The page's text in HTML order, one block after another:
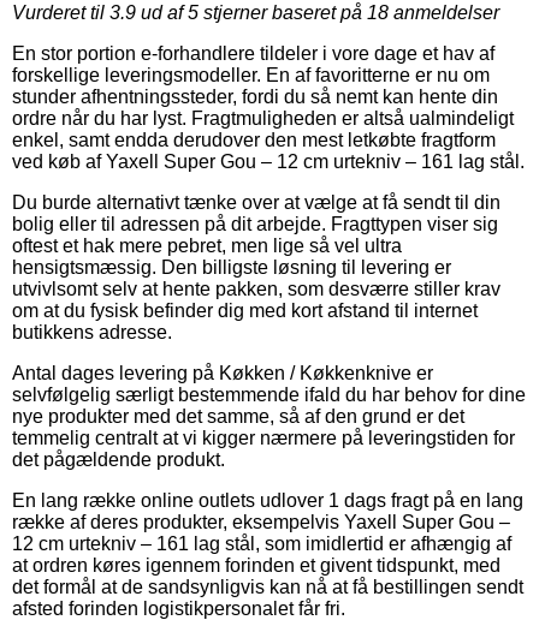
Vurderet til 3.9 ud af 5 stjerner baseret på 18 anmeldelser
En stor portion e-forhandlere tildeler i vore dage et hav af
forskellige leveringsmodeller. En af favoritterne er nu om
stunder afhentningssteder, fordi du så nemt kan hente din
ordre når du har lyst. Fragtmuligheden er altså ualmindeligt
enkel, samt endda derudover den mest letkøbte fragtform
ved køb af Yaxell Super Gou – 12 cm urtekniv – 161 lag stål.
Du burde alternativt tænke over at vælge at få sendt til din
bolig eller til adressen på dit arbejde. Fragttypen viser sig
oftest et hak mere pebret, men lige så vel ultra
hensigtsmæssig. Den billigste løsning til levering er
utvivlsomt selv at hente pakken, som desværre stiller krav
om at du fysisk befinder dig med kort afstand til internet
butikkens adresse.
Antal dages levering på Køkken / Køkkenknive er
selvfølgelig særligt bestemmende ifald du har behov for dine
nye produkter med det samme, så af den grund er det
temmelig centralt at vi kigger nærmere på leveringstiden for
det pågældende produkt.
En lang række online outlets udlover 1 dags fragt på en lang
række af deres produkter, eksempelvis Yaxell Super Gou –
12 cm urtekniv – 161 lag stål, som imidlertid er afhængig af
at ordren køres igennem forinden et givent tidspunkt, med
det formål at de sandsynligvis kan nå at få bestillingen sendt
afsted forinden logistikpersonalet får fri.